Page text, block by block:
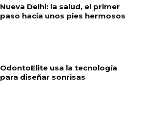
Nueva Delhi: la salud, el primer
paso hacia unos pies hermosos
OdontoElite usa la tecnología
para diseñar sonrisas